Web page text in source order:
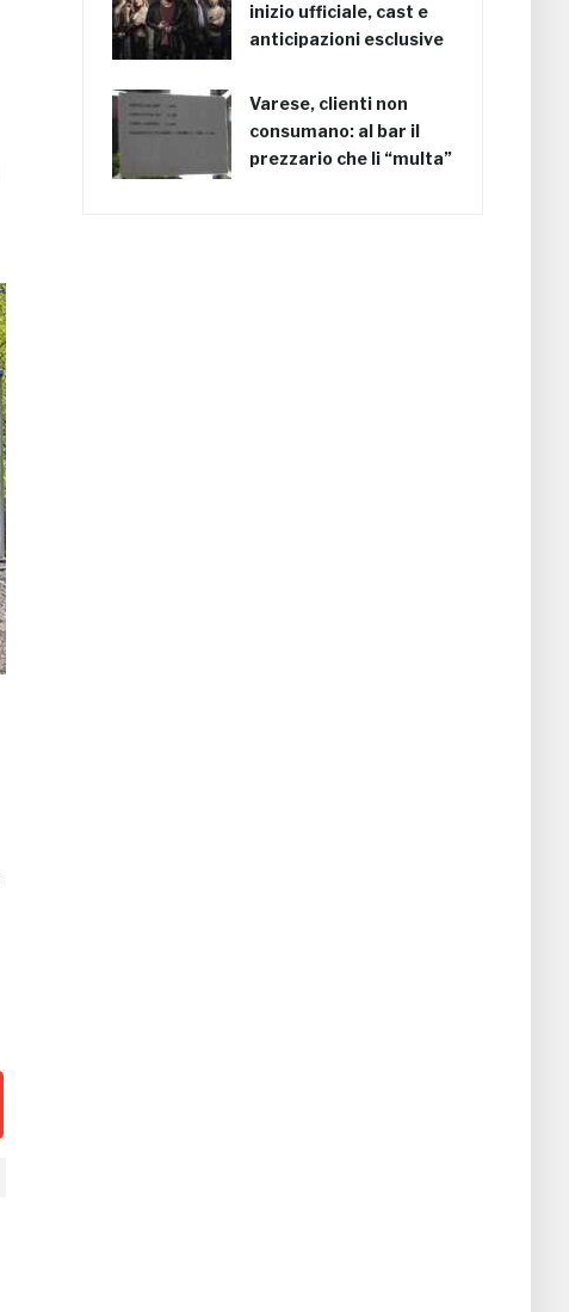
inizio ufficiale, cast e
anticipazioni esclusive
Varese, clienti non
consumano: al bar il
prezzario che li “multa”